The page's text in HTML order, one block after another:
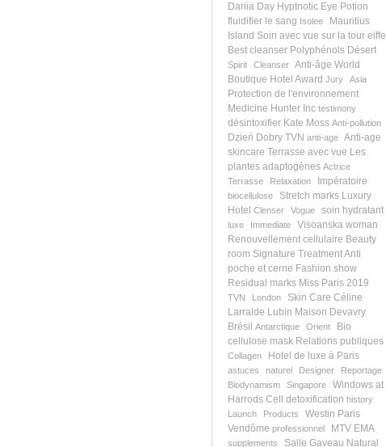
Dariia Day Hyptnotic Eye Potion
fluidifier le sang Isolee
Mauritius
Island Soin avec vue sur la tour eiffel
Best cleanser Polyphénols Désert
Spirit Cleanser Anti-âge World
Boutique Hotel Award Jury Asia
Protection de l'environnement
Medicine Hunter Inc testimony
désintoxifier Kate Moss Anti-pollution
Dzień Dobry TVN anti-age Anti-age
skincare Terrasse avec vue Les
plantes adaptogènes Actrice
Terrasse
Relaxation Impératoire
biocellulose Stretch marks Luxury
Hotel Clenser Vogue soin hydratant
luxe Immediate
Visoanska woman
Renouvellement cellulaire Beauty
room Signature TreatmentAnti
poche et cerne Fashion show
Residual marks Miss Paris 2019
TVN London Skin Care Céline
Larralde Lubin Maison Devavry
Brésil Antarctique Orient
Bio
cellulose mask Relations publiques
Collagen Hotel de luxe à Paris
astuces naturel Designer
Reportage
Biodynamism
Singapore
Windows at
Harrods Cell detoxification history
Launch
Products
Westin Paris
Vendôme professionnel MTV EMA
supplements Salle Gaveau Natural